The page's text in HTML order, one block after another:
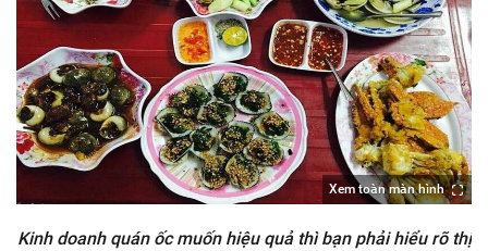
Xem toàn màn hình
Kinh doanh quán ốc muốn hiệu quả thì bạn phải hiểu rõ thị